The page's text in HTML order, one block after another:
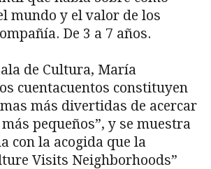
mundo y el valor de los
De 3 a 7 años.
de Cultura, María
cuentacuentos constituyen
más divertidas de acercar
pequeños”, y se muestra
con la acogida que la
Visits Neighborhoods”